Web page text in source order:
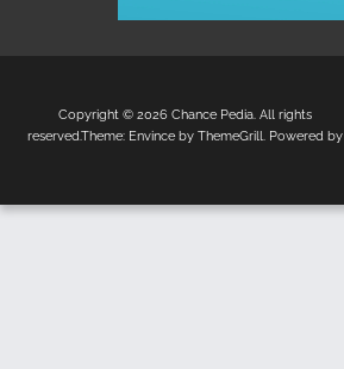
Copyright © 2026 Chance Pedia. All rights
reserved.Theme: Envinceby ThemeGrill. Powered by